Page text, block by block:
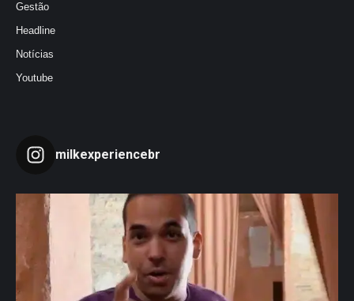
Gestão
Headline
Notícias
Youtube
milkexperiencebr